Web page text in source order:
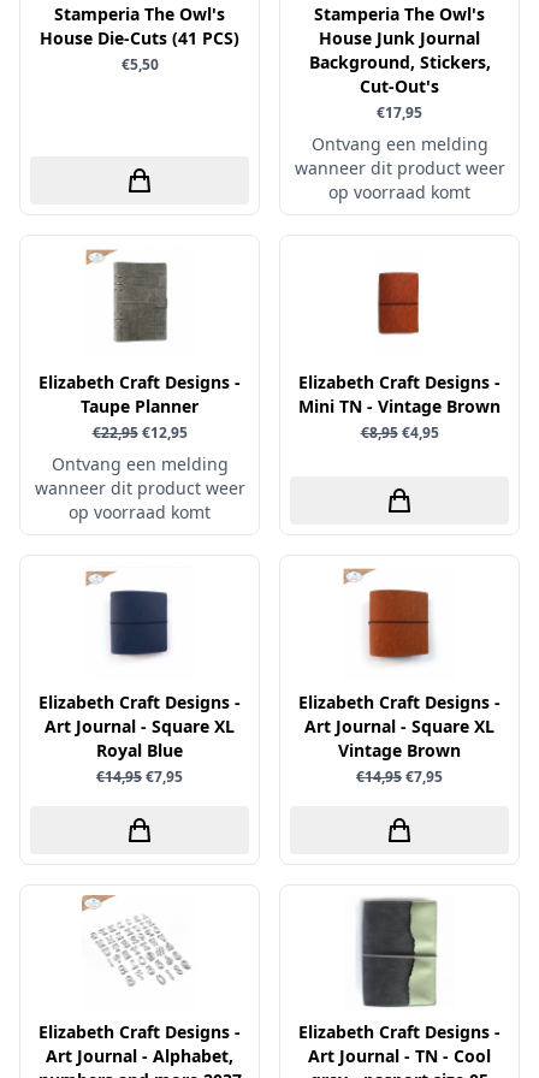
Canvas
Die Cuts
Potloden
Workshop
Hobbydots
HobbyFun
Jalekro
Jeanines Art
JeJe
Joy & Noor
Juffrouw Muis
Lapland knipvel
Lavinia
Lemon Craft
Lisa Horton - Crafts
Little Birdie
Marianne Design
Memento
Mintay
Nellie Snellen
Nuvo
Overige
Paper Boutique
Paper Favourites
Paperfuel
schudmateriaal
Scrappapier
Stickers
Tekst, letters & cijfers
Tijdschrift
Tools
Washi - tape
Stamperia The Owl's
House Die-Cuts (41 PCS)
€5,50
Stamperia The Owl's
House Junk Journal
Background, Stickers,
Cut-Out's
€17,95
Ontvang een melding
wanneer dit product weer
op voorraad komt
Elizabeth Craft Designs -
Taupe Planner
€22,95€12,95
Ontvang een melding
wanneer dit product weer
op voorraad komt
Elizabeth Craft Designs -
Mini TN - Vintage Brown
€8,95€4,95
Elizabeth Craft Designs -
Art Journal - Square XL
Royal Blue
€14,95€7,95
Elizabeth Craft Designs -
Art Journal - Square XL
Vintage Brown
€14,95€7,95
Elizabeth Craft Designs -
Art Journal - Alphabet,
Elizabeth Craft Designs -
Art Journal - TN - Cool